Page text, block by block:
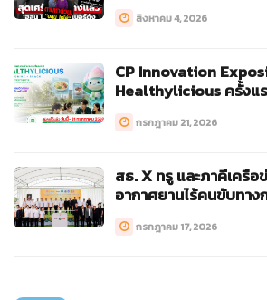
สิงหาคม 4, 2026
CP Innovation
Healthylicious ครั้งแ
กรกฎาคม 21, 2026
สธ. X ทรู และภาคีเครื
อากาศยานไร้คนขับทา
กรกฎาคม 17, 2026